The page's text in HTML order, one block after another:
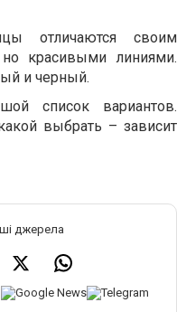
отличаются своим
красивыми линиями.
и черный.
список вариантов.
выбрать – зависит
джерела